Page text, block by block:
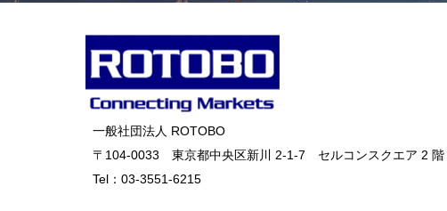
一般社団法人 ROTOBO
〒104-0033 東京都中央区新川 2-1-7 セルコンスクエア 2 階
Tel： 03-3551-6215